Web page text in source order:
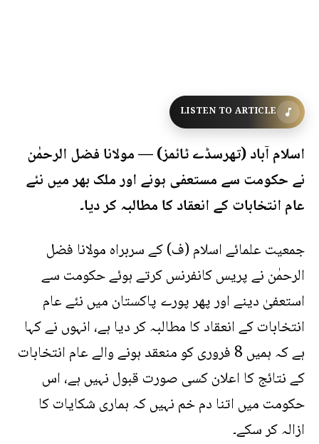
LISTEN TO ARTICLE
اسلام آباد (تھرسڈے ٹائمز) — مولانا فضل الرحمٰن
نے حکومت سے مستعفی ہونے اور ملک بھر میں نئے
عام انتخابات کے انعقاد کا مطالبہ کر دیا۔
جمعیت علمائے اسلام (ف) کے سربراہ مولانا فضل
الرحمٰن نے پریس کانفرنس کرتے ہوئے حکومت سے
استعفیٰ دینے اور پھر پورے پاکستان میں نئے عام
انتخابات کے انعقاد کا مطالبہ کر دیا ہے، انہوں نے کہا
ہے کہ ہمیں 8 فروری کو منعقد ہونے والے عام انتخابات
کے نتائج کا اعلان کسی صورت قبول نہیں ہے، اس
حکومت میں اتنا دم خم نہیں کہ ہماری شکایات کا
ازالہ کر سکے۔